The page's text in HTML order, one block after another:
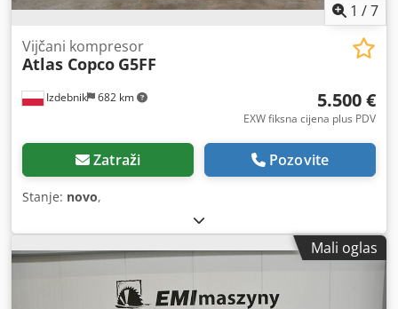
1 /7
Izdebnik 682 km
Vijčani kompresor
Atlas Copco G5FF
5.500 €
EXW fiksna cijena plus PDV
Zatraži Pozovite
Stanje: novo,
Mali oglas